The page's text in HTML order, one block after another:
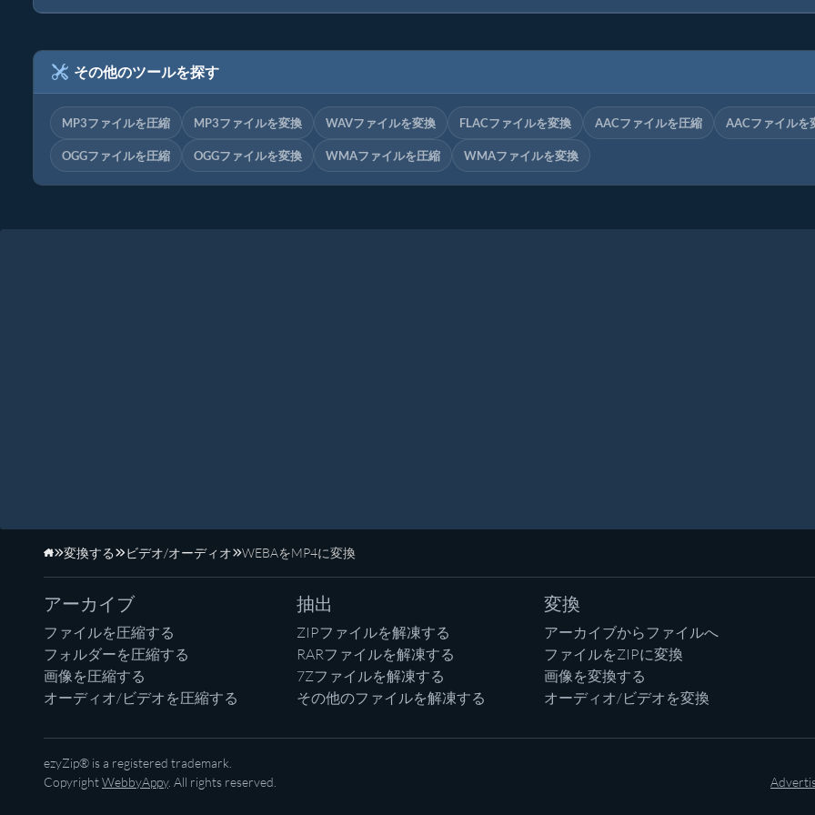
その他のツールを探す
MP3ファイルを圧縮 MP3ファイルを変換 WAVファイルを変換 FLACファイルを変換 AACファイルを圧縮 AACファイルを
OGGファイルを圧縮 OGGファイルを変換 WMAファイルを圧縮 WMAファイルを変換
ホーム
変換する ビデオ/オーディオ WEBAをMP4に変換
アーカイブ
ファイルを圧縮する
フォルダーを圧縮する
画像を圧縮する
オーディオ/ビデオを圧縮する
抽出
ZIPファイルを解凍する
RARファイルを解凍する
7Zファイルを解凍する
その他のファイルを解凍する
変換
アーカイブからファイルへ
ファイルをZIPに変換
画像を変換する
オーディオ/ビデオを変換
ezyZip® is a registered trademark.
CopyrightWebbyAppy. All rights reserved.